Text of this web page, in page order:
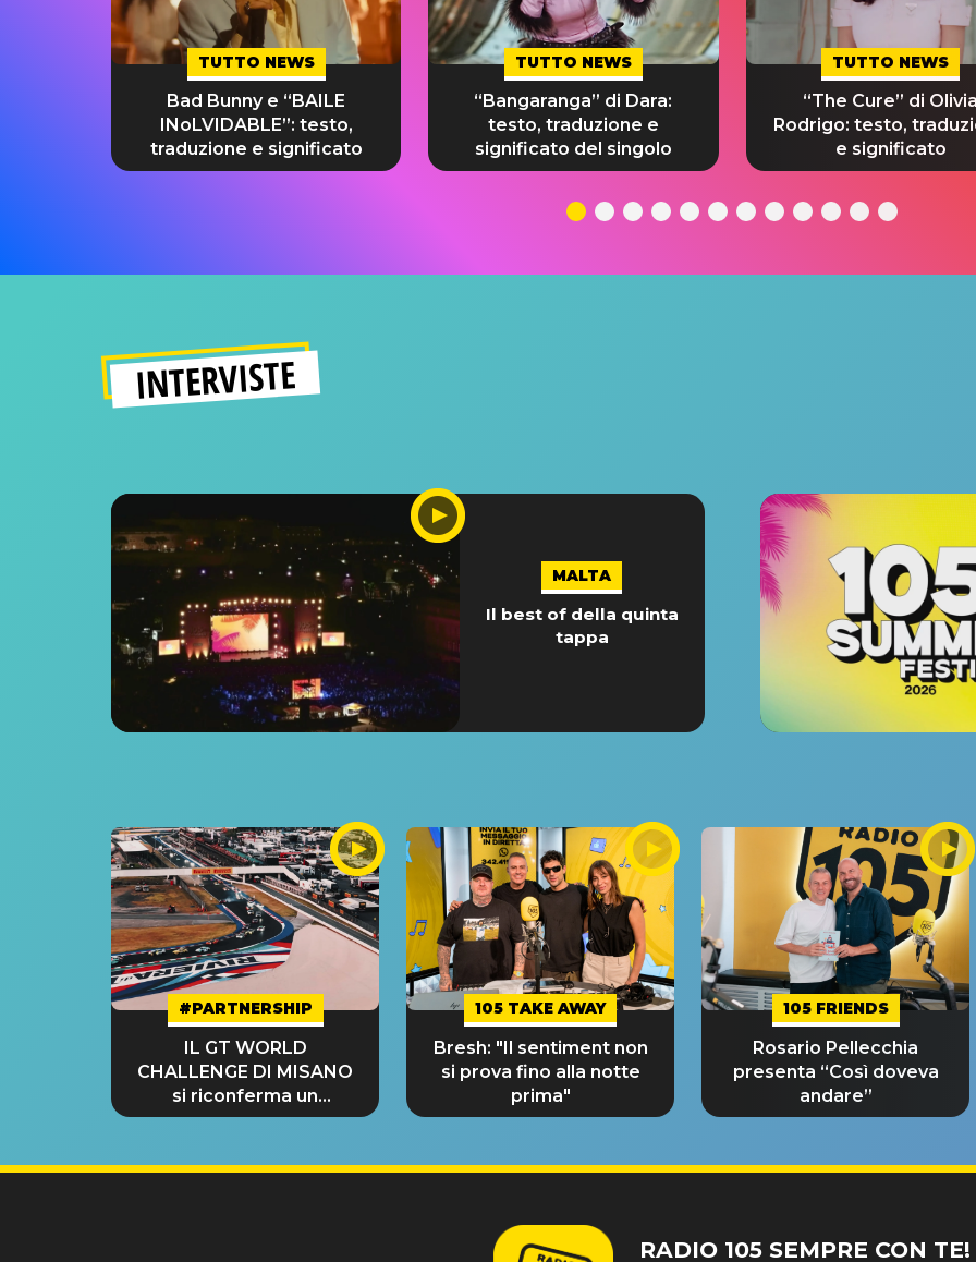
TUTTO NEWS
Bad Bunny e “BAILE
INoLVIDABLE”: testo,
traduzione e significato
TUTTO NEWS
“Bangaranga” di Dara:
testo, traduzione e
significato del singolo
TUTTO NEWS
“The Cure” di Olivia
Rodrigo: testo,
e significato
INTERVISTE
MALTA
Il best of della quinta
tappa
#PARTNERSHIP
IL GT WORLD
CHALLENGE DI MISANO
si riconferma un
GRANDE SUCCESSO!
105 TAKE AWAY
Bresh: "Il sentiment non
si prova fino alla notte
prima"
105 FRIENDS
Rosario Pellecchia
presenta “Così doveva
andare”
RADIO 105 SEMPRE CON TE!